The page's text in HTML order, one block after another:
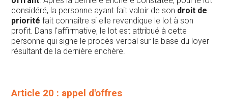
considéré, la personne ayant fait valoir de son droit de
priorité fait connaître si elle revendique le lot à son
profit. Dans l'affirmative, le lot est attribué à cette
personne qui signe le procès-verbal sur la base du loyer
résultant de la dernière enchère.
Article 20 : appel d'offres